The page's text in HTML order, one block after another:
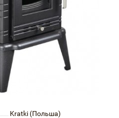
Kratki (Польша)